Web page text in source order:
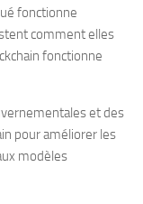
fonctionne
comment elles
fonctionne
et des
pour améliorer les
modèles